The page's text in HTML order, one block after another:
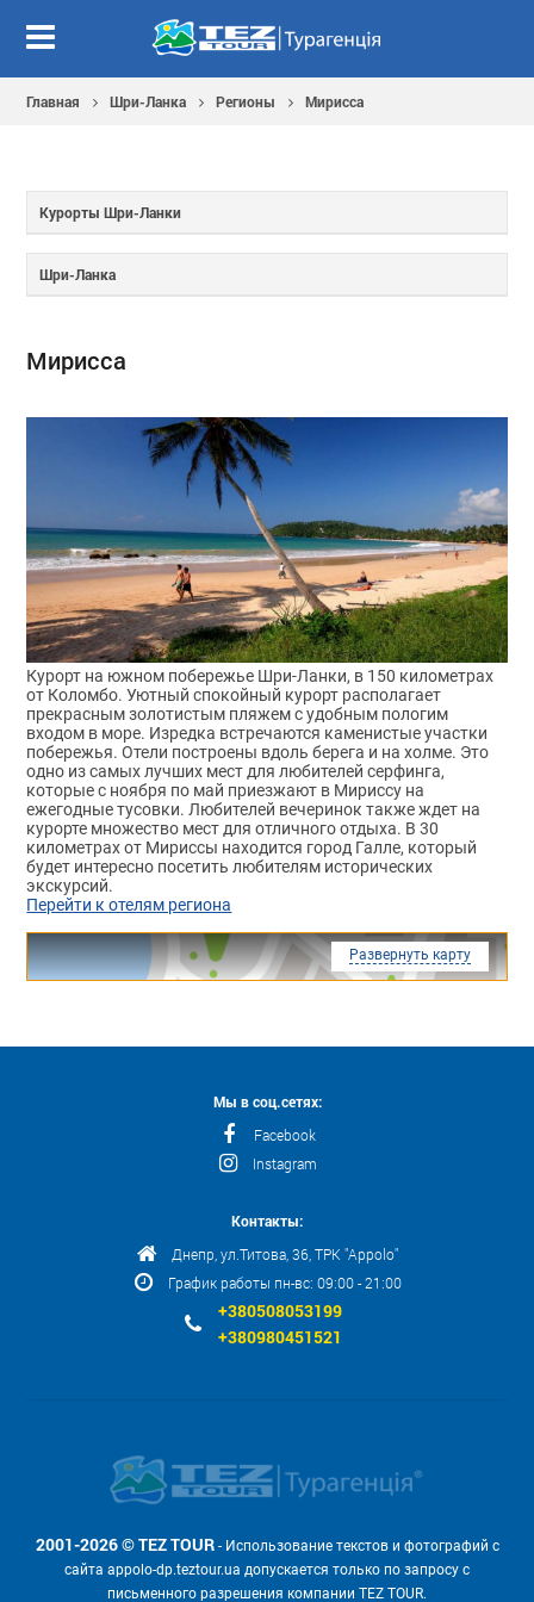
Главная Шри-Ланка Регионы Мирисса
Курорты Шри-Ланки
Шри-Ланка
Мирисса
Курорт на южном побережье Шри-Ланки, в 150 километрах
от Коломбо. Уютный спокойный курорт располагает
прекрасным золотистым пляжем с удобным пологим
входом в море. Изредка встречаются каменистые участки
побережья. Отели построены вдоль берега и на холме. Это
одно из самых лучших мест для любителей серфинга,
которые с ноября по май приезжают в Мириссу на
ежегодные тусовки. Любителей вечеринок также ждет на
курорте множество мест для отличного отдыха. В 30
километрах от Мириссы находится город Галле, который
будет интересно посетить любителям исторических
экскурсий.
Перейти к отелям региона
Развернуть карту
Мы в соц.сетях:
Facebook
Instagram
Контакты:
Днепр, ул.Титова, 36, ТРК "Appolo"
График работы пн-вс: 09:00 - 21:00
+380508053199
+380980451521
2001-2026 © TEZ TOUR- Использование текстов и фотографий с
сайта appolo-dp.teztour.ua допускается только по запросу с
письменного разрешения компании TEZ TOUR.